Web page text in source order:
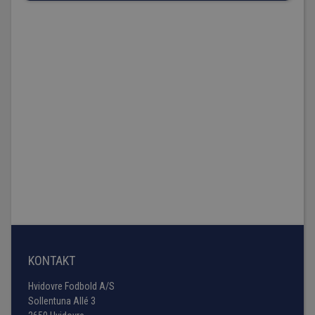
KONTAKT
Hvidovre Fodbold A/S
Sollentuna Allé 3